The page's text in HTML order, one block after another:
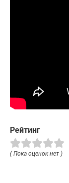
Рейтинг
( Пока оценок нет )